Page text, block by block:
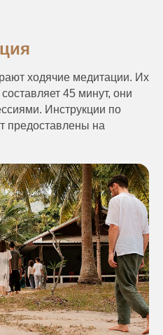
ходячие медитации. Их
45 минут, они
Инструкции по
предоставлены на